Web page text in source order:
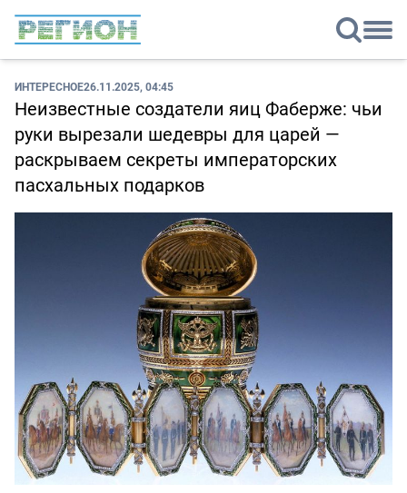
ИНТЕРЕСНОЕ26.11.2025, 04:45
Неизвестные создатели яиц Фаберже: чьи
руки вырезали шедевры для царей —
раскрываем секреты императорских
пасхальных подарков